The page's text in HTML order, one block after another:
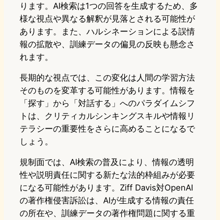
ります。AI検索は1つの回答を生成するため、多
様な視点や異なる解釈が見落とされる可能性が
あります。また、ハルシネーションによる誤情
報の拡散や、訓練データの偏見の反映も懸念さ
れます。
長期的な視点では、この変化は人間の学習方法
そのものを変革する可能性があります。情報を
「探す」から「対話する」へのパラダイムシフ
トは、クリティカルシンキングスキルや情報リ
テラシーの重要性をさらに高めることになるで
しょう。
規制面では、AI検索の普及により、情報の透明
性や説明責任に関する新たな法的枠組みが必要
になる可能性があります。Ziff Davis対OpenAI
の著作権侵害訴訟は、AIが生成する情報の責任
の所在や、訓練データの著作権問題に関する重